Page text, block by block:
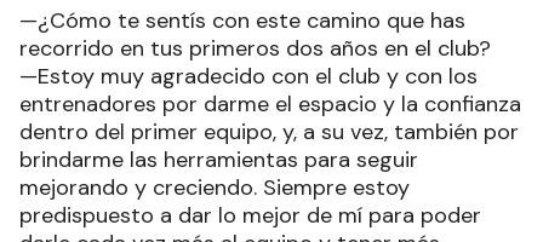
—¿Cómo te sentís con este camino que has
recorrido en tus primeros dos años en el club?
—Estoy muy agradecido con el club y con los
entrenadores por darme el espacio y la confianza
dentro del primer equipo, y, a su vez, también por
brindarme las herramientas para seguir
mejorando y creciendo. Siempre estoy
predispuesto a dar lo mejor de mí para poder